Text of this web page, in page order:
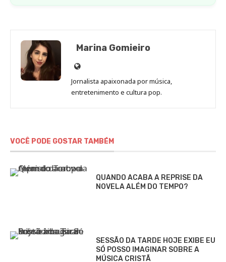
Marina Gomieiro
Site
de
Marina
Jornalista apaixonada por música,
entretenimento e cultura pop.
VOCÊ PODE GOSTAR TAMBÉM
QUANDO ACABA A REPRISE DA
NOVELA ALÉM DO TEMPO?
SESSÃO DA TARDE HOJE EXIBE EU
SÓ POSSO IMAGINAR SOBRE A
MÚSICA CRISTÃ